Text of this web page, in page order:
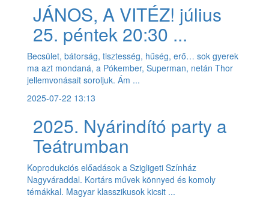
JÁNOS, A VITÉZ! július
25. péntek 20:30 ...
Becsület, bátorság, tisztesség, hűség, erő… sok gyerek
ma azt mondaná, a Pókember, Superman, netán Thor
jellemvonásait soroljuk. Ám ...
2025-07-22 13:13
2025. Nyárindító party a
Teátrumban
Koprodukciós előadások a Szigligeti Színház
Nagyváraddal. Kortárs művek könnyed és komoly
témákkal. Magyar klasszikusok kicsit ...